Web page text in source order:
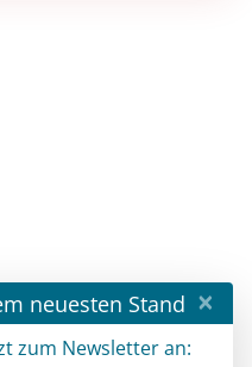
neuesten Stand ×
zum Newsletter an: